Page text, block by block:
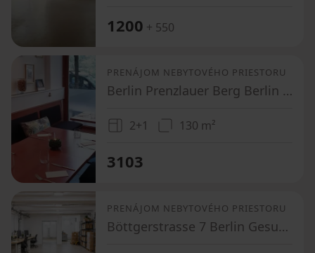
1200 + 550
PRENÁJOM NEBYTOVÉHO PRIESTORU
Berlin Prenzlauer Berg Berlin 10435
2+1 130 m²
3103
PRENÁJOM NEBYTOVÉHO PRIESTORU
Böttgerstrasse 7 Berlin Gesundbrunnen Berlin 13357